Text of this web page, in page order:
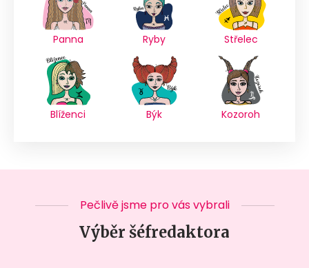
Panna Ryby Střelec
Blíženci Býk Kozoroh
Pečlivě jsme pro vás vybrali
Výběr šéfredaktora